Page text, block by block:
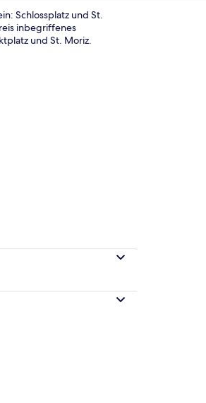
Comfort-Zimmer, 2
Schlossplatz und St.
inbegriffenes
und St. Moriz.